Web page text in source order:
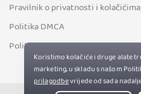
Pravilnik o privatnosti i kolačićima
Politika DMCA
Politika izvozne kontrole